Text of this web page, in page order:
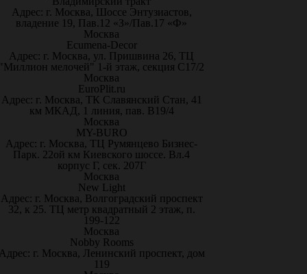
Адрес: г. Москва, Шоссе Энтузиастов,
владение 19, Пав.12 «З»/Пав.17 «Ф»
Москва
Ecumena-Decor
Адрес: г. Москва, ул. Пришвина 26, ТЦ
мелочей" 1-й этаж, секция С17/2
Москва
EuroPlit.ru
Адрес: г. Москва, ТК Славянский Стан, 41
км МКАД, 1 линия, пав. В19/4
Москва
MY-BURO
Адрес: г. Москва, ТЦ Румянцево Бизнес-
Парк. 22ой км Киевского шоссе. Вл.4
корпус Г, сек. 207Г
Москва
New Light
Адрес: г. Москва, Волгоградский проспект
32, к 25. ТЦ метр квадратный 2 этаж, п.
199-122
Москва
Nobby Rooms
г. Москва, Ленинский проспект, дом
119